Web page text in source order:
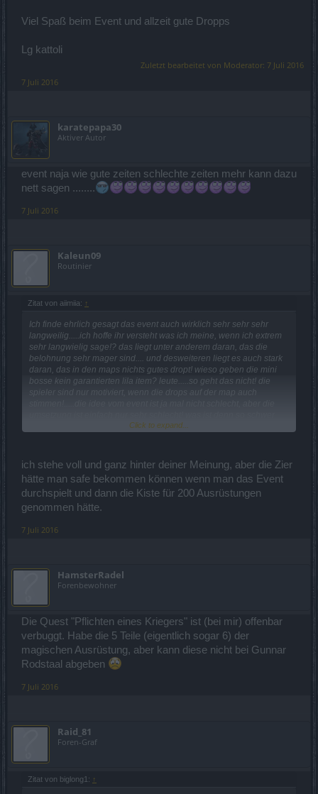
Viel Spaß beim Event und allzeit gute Dropps
Lg kattoli
Zuletzt bearbeitet von Moderator: 7 Juli 2016
7 Juli 2016
karatepapa30
Aktiver Autor
event naja wie gute zeiten schlechte zeiten mehr kann dazu
nett sagen ........
7 Juli 2016
Kaleun09
Routinier
Zitat von aiimiia: ↑
Ich finde ehrlich gesagt das event auch wirklich sehr sehr sehr
langweilig.....ich hoffe ihr versteht was ich meine, wenn ich extrem
sehr langwielig sage!? das liegt unter anderem daran, das die
belohnung sehr mager sind.... und desweiteren liegt es auch stark
daran, das in den maps nichts gutes dropt! wieso geben die mini
bosse kein garantierten lila item? leute.....so geht das nicht! die
spieler sind nur motiviert, wenn die drops auf der map auch
daran, das event sehr schmackhaft zu machen? das
vom letzen mal nicht mal die waffenzier zusammen bekommen!!!!
sehr sehr traurig oder!?....was ist jetzt daran so schwer, wenn man
das verteidigungs event so ähnlich wie dragan event gestalltet?
sieht doch mal endlich zu, das man das verteidigungsset komplett
an einem event erspielen kann! knallt einen großen neuen
zone, wo die drops wie in zwischenwelten ist!....macht daraus mal
Click to expand...
ich stehe voll und ganz hinter deiner Meinung, aber die Zier
hätte man safe bekommen können wenn man das Event
durchspielt und dann die Kiste für 200 Ausrüstungen
genommen hätte.
7 Juli 2016
HamsterRadel
Forenbewohner
Die Quest "Pflichten eines Kriegers" ist (bei mir) offenbar
verbuggt. Habe die 5 Teile (eigentlich sogar 6) der
magischen Ausrüstung, aber kann diese nicht bei Gunnar
Rodstaal abgeben
7 Juli 2016
Raid_81
Foren-Graf
Zitat von biglong1: ↑